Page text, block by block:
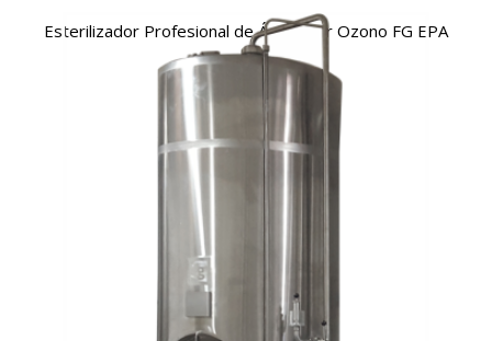
Esterilizador Profesional de Áreas por Ozono FG EPA